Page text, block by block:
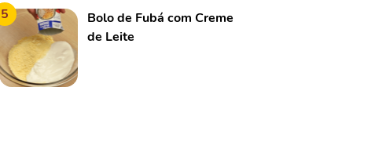
5
Bolo de Fubá com Creme
de Leite